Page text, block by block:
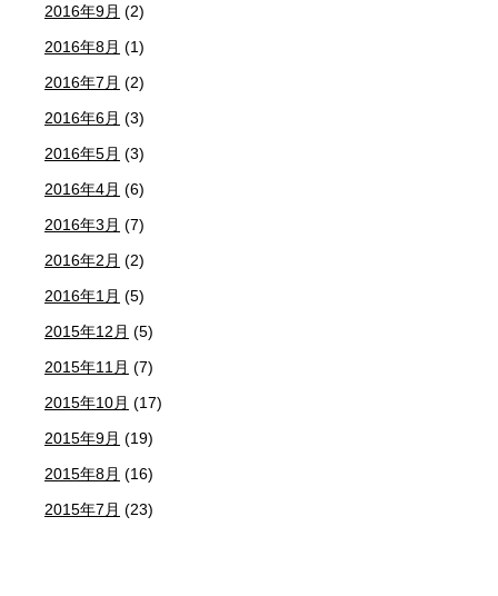
2016年9月 (2)
2016年8月 (1)
2016年7月 (2)
2016年6月 (3)
2016年5月 (3)
2016年4月 (6)
2016年3月 (7)
2016年2月 (2)
2016年1月 (5)
2015年12月 (5)
2015年11月 (7)
2015年10月 (17)
2015年9月 (19)
2015年8月 (16)
2015年7月 (23)